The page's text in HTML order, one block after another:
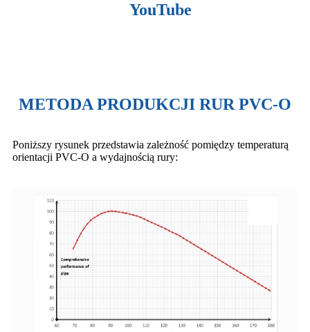
YouTube
METODA PRODUKCJI RUR PVC-O
Poniższy rysunek przedstawia zależność pomiędzy temperaturą
orientacji PVC-O a wydajnością rury: